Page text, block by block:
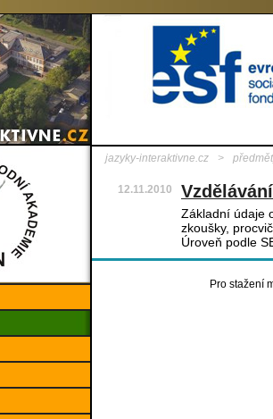
jazyky-interaktivne.cz >
12.11.2010
Základní údaje
zkoušky,
Úroveň podle
Pro stažení